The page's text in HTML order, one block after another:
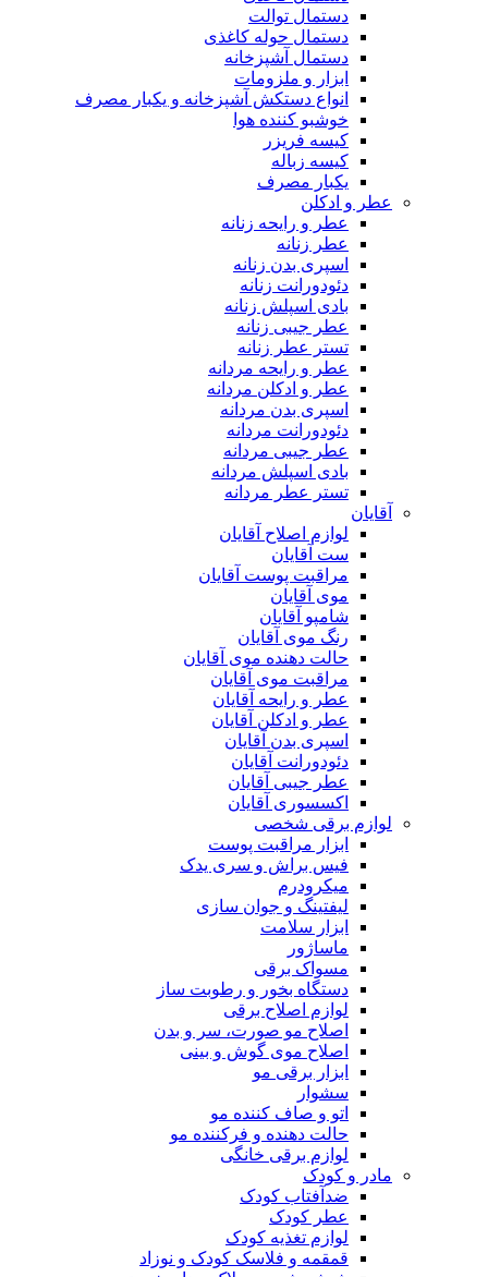
دستمال توالت
دستمال حوله کاغذی
دستمال آشپزخانه
ابزار و ملزومات
انواع دستکش آشپزخانه و یکبار مصرف
خوشبو کننده هوا
کیسه فریزر
کیسه زباله
یکبار مصرف
عطر و ادکلن
عطر و رایحه زنانه
عطر زنانه
اسپری بدن زنانه
دئودورانت زنانه
بادی اسپلش زنانه
عطر جیبی زنانه
تستر عطر زنانه
عطر و رایحه مردانه
عطر و ادکلن مردانه
اسپری بدن مردانه
دئودورانت مردانه
عطر جیبی مردانه
بادی اسپلش مردانه
تستر عطر مردانه
آقایان
لوازم اصلاح آقایان
ست آقایان
مراقبت پوست آقایان
موی آقایان
شامپو آقایان
رنگ موی آقایان
حالت دهنده موی آقایان
مراقبت موی آقایان
عطر و رایحه آقایان
عطر و ادکلن آقایان
اسپری بدن آقایان
دئودورانت آقایان
عطر جیبی آقایان
اکسسوری آقایان
لوازم برقی شخصی
ابزار مراقبت پوست
فیس براش و سری یدک
میکرودرم
لیفتینگ و جوان سازی
ابزار سلامت
ماساژور
مسواک برقی
دستگاه بخور و رطوبت ساز
لوازم اصلاح برقی
اصلاح مو صورت، سر و بدن
اصلاح موی گوش و بینی
ابزار برقی مو
سشوار
اتو و صاف کننده مو
حالت دهنده و فرکننده مو
لوازم برقی خانگی
مادر و کودک
ضدآفتاب کودک
عطر کودک
لوازم تغذیه کودک
قمقمه و فلاسک کودک و نوزاد